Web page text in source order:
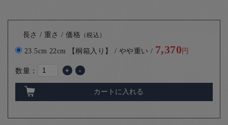
長さ / 重さ / 価格 （税込）
23.5cm 22cm 【桐箱入り】 / やや重い / 7,370円
数量： + -
カートに入れる